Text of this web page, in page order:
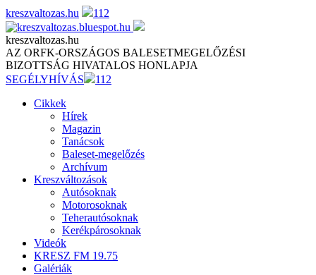
Skip
to
content
kreszvaltozas.hu 112
kreszvaltozas.hu
AZ ORFK-ORSZÁGOS BALESETMEGELŐZÉSI
BIZOTTSÁG HIVATALOS HONLAPJA
SEGÉLYHÍVÁS
112
Cikkek
Hírek
Magazin
Tanácsok
Baleset-megelőzés
Archívum
Kreszváltozások
Autósoknak
Motorosoknak
Teherautósoknak
Kerékpárosoknak
Videók
KRESZ FM 19.75
Galériák